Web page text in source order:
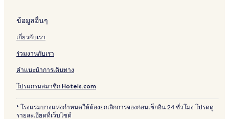
ข้อมูลอื่นๆ
เกี่ยวกับเรา
ร่วมงานกับเรา
คำแนะนำการเดินทาง
โปรแกรมสมาชิก Hotels.com
* โรงแรมบางแห่งกำหนดให้ต้องยกเลิกการจองก่อนเช็กอิน 24 ชั่วโมง โปรดดู
รายละเอียดที่เว็บไซต์